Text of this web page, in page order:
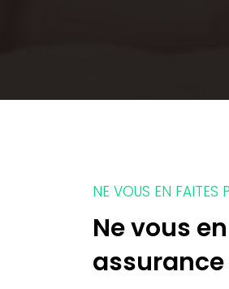
NE VOUS EN FAITES
Ne vous